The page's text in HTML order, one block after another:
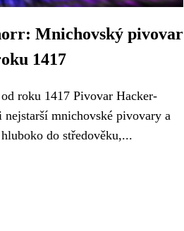
Mnichovský pivovar
1417
roku 1417 Pivovar Hacker-
nejstarší mnichovské pivovary a
do středověku,...